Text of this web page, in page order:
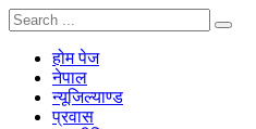
होम पेज
नेपाल
न्यूजिल्याण्ड
प्रवास